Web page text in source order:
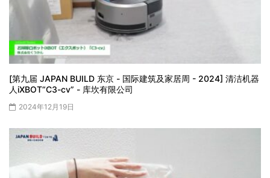
[第九届 JAPAN BUILD 东京 - 国际建筑及家居周 - 2024] 清洁机器
人iXBOT“C3-cv” - 库坎有限公司
2024年12月19日